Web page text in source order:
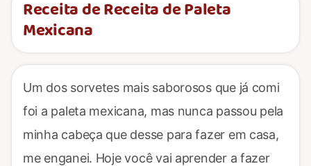
Receita de Receita de Paleta
Mexicana
Um dos sorvetes mais saborosos que já comi
foi a paleta mexicana, mas nunca passou pela
minha cabeça que desse para fazer em casa,
me enganei. Hoje você vai aprender a fazer